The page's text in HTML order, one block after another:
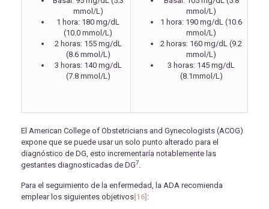
mmol/L)
1 hora: 180 mg/dL
(10.0 mmol/L)
2 horas: 155 mg/dL
(8.6 mmol/L)
3 horas: 140 mg/dL
(7.8 mmol/L)
mmol/L)
1 hora: 190 mg/dL (10.6
mmol/L)
2 horas: 160 mg/dL (9.2
mmol/L)
3 horas: 145 mg/dL
(8.1mmol/L)
El American College of Obstetricians and Gynecologists (ACOG)
expone que se puede usar un solo punto alterado para el
diagnóstico de DG, esto incrementaría notablemente las
gestantes diagnosticadas de DG7
Para el seguimiento de la enfermedad, la ADA recomienda
emplear los siguientes objetivos [16] :